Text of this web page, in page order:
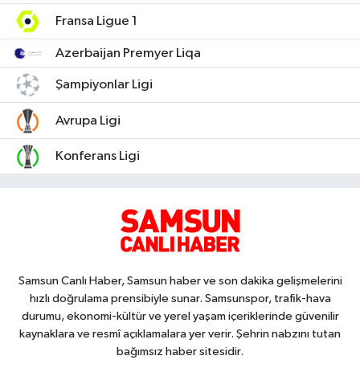
Fransa Ligue 1
Azerbaijan Premyer Liqa
Şampiyonlar Ligi
Avrupa Ligi
Konferans Ligi
Samsun Canlı Haber, Samsun haber ve son dakika gelişmelerini
hızlı doğrulama prensibiyle sunar. Samsunspor, trafik-hava
durumu, ekonomi-kültür ve yerel yaşam içeriklerinde güvenilir
kaynaklara ve resmî açıklamalara yer verir. Şehrin nabzını tutan
bağımsız haber sitesidir.